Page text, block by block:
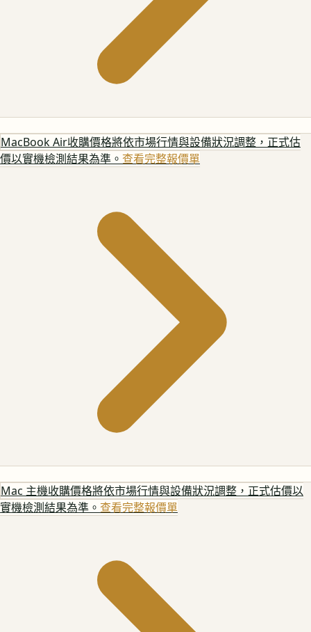
MacBook Air收購價格將依市場行情與設備狀況調整，正式估
價以實機檢測結果為準。 查看完整報價單
Mac 主機收購價格將依市場行情與設備狀況調整，正式估價以
實機檢測結果為準。 查看完整報價單